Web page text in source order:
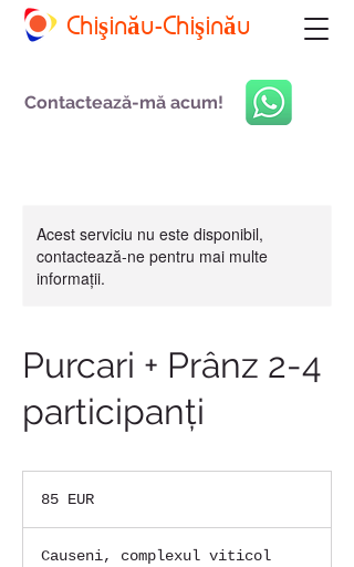
Chişinău-Chişinău
Contactează-mă acum!
Acest serviciu nu este disponibil,
contactează-ne pentru mai multe
informații.
Purcari + Prânz 2-4
participanți
euro85 EUR
Causeni, complexul viticol